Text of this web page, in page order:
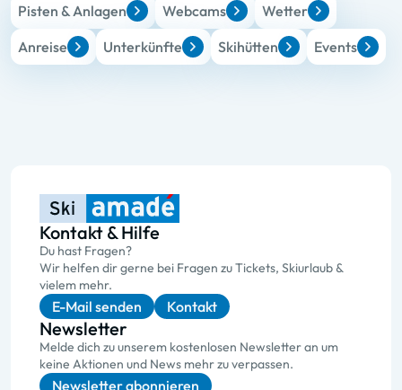
Pisten & Anlagen Webcams
Wetter
Anreise
Unterkünfte Skihütten Events
Kontakt & Hilfe
Du hast Fragen?
Wir helfen dir gerne bei Fragen zu Tickets, Skiurlaub &
vielem mehr.
E-Mail senden Kontakt
Newsletter
Melde dich zu unserem kostenlosen Newsletter an um
keine Aktionen und News mehr zu verpassen.
Newsletter abonnieren